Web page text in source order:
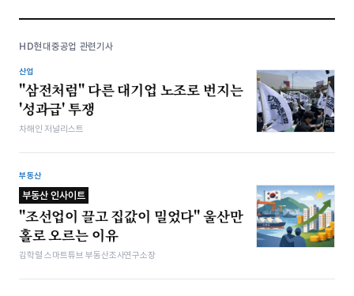
HD현대중공업 관련기사
산업
"삼전처럼" 다른 대기업 노조로 번지는
'성과급' 투쟁
차해인 저널리스트
부동산
부동산 인사이트
"조선업이 끌고 집값이 밀었다" 울산만
홀로 오르는 이유
김학렬 스마트튜브 부동산조사연구소장